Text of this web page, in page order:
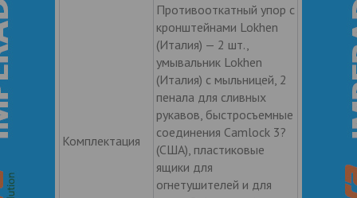
Комплектация
Противооткатный упор с
кронштейнами Lokhen
(Италия) — 2 шт.,
умывальник Lokhen
(Италия) с мыльницей, 2
пенала для сливных
рукавов, быстросъемные
соединения Camlock 3?
(США), пластиковые
ящики для
огнетушителей и для